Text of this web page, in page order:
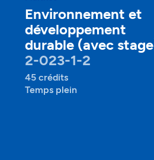
Environnement et
développement
durable (avec
2-023-1-2
45 crédits
Temps plein